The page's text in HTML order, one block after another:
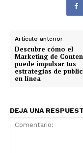
Artículo anterior
Descubre cómo el
Marketing de
puede impulsar tus
estrategias de
en línea
DEJA UNA